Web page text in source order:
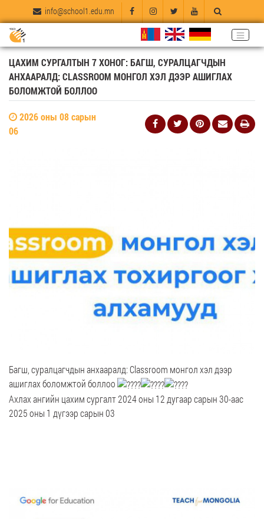
info@school1.edu.mn
ЦАХИМ СУРГАЛТЫН 7 ХОНОГ: БАГШ, СУРАЛЦАГЧДЫН
АНХААРАЛД: CLASSROOM МОНГОЛ ХЭЛ ДЭЭР АШИГЛАХ
БОЛОМЖТОЙ БОЛЛОО
2026 оны 08 сарын
06
Багш, суралцагчдын анхааралд: Classroom монгол хэл дээр
ашиглах боломжтой боллоо
Ахлах ангийн цахим сургалт 2024 оны 12 дугаар сарын 30-аас
2025 оны 1 дүгээр сарын 03